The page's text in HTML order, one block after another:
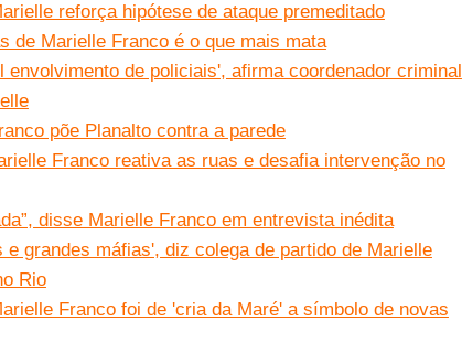
reforça hipótese de ataque premeditado
de Marielle Franco é o que mais mata
envolvimento de policiais', afirma coordenador criminal
põe Planalto contra a parede
Franco reativa as ruas e desafia intervenção no
disse Marielle Franco em entrevista inédita
e grandes máfias', diz colega de partido de Marielle
Rio
Franco foi de 'cria da Maré' a símbolo de novas